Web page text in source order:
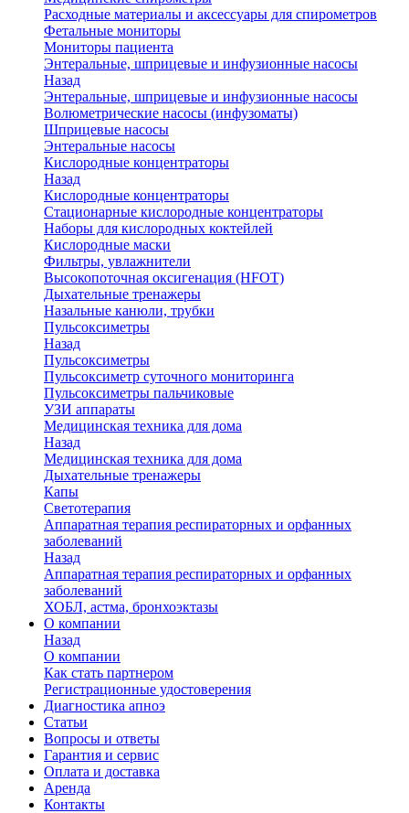
Расходные материалы и аксессуары для спирометров
Фетальные мониторы
Мониторы пациента
Энтеральные, шприцевые и инфузионные насосы
Назад
Энтеральные, шприцевые и инфузионные насосы
Волюметрические насосы (инфузоматы)
Шприцевые насосы
Энтеральные насосы
Кислородные концентраторы
Назад
Кислородные концентраторы
Стационарные кислородные концентраторы
Наборы для кислородных коктейлей
Кислородные маски
Фильтры, увлажнители
Высокопоточная оксигенация (HFOT)
Дыхательные тренажеры
Назальные канюли, трубки
Пульсоксиметры
Назад
Пульсоксиметры
Пульсоксиметр суточного мониторинга
Пульсоксиметры пальчиковые
УЗИ аппараты
Медицинская техника для дома
Назад
Медицинская техника для дома
Дыхательные тренажеры
Капы
Светотерапия
Аппаратная терапия респираторных и орфанных
заболеваний
Назад
Аппаратная терапия респираторных и орфанных
заболеваний
ХОБЛ, астма, бронхоэктазы
О компании
Назад
О компании
Как стать партнером
Регистрационные удостоверения
Диагностика апноэ
Статьи
Вопросы и ответы
Гарантия и сервис
Оплата и доставка
Аренда
Контакты